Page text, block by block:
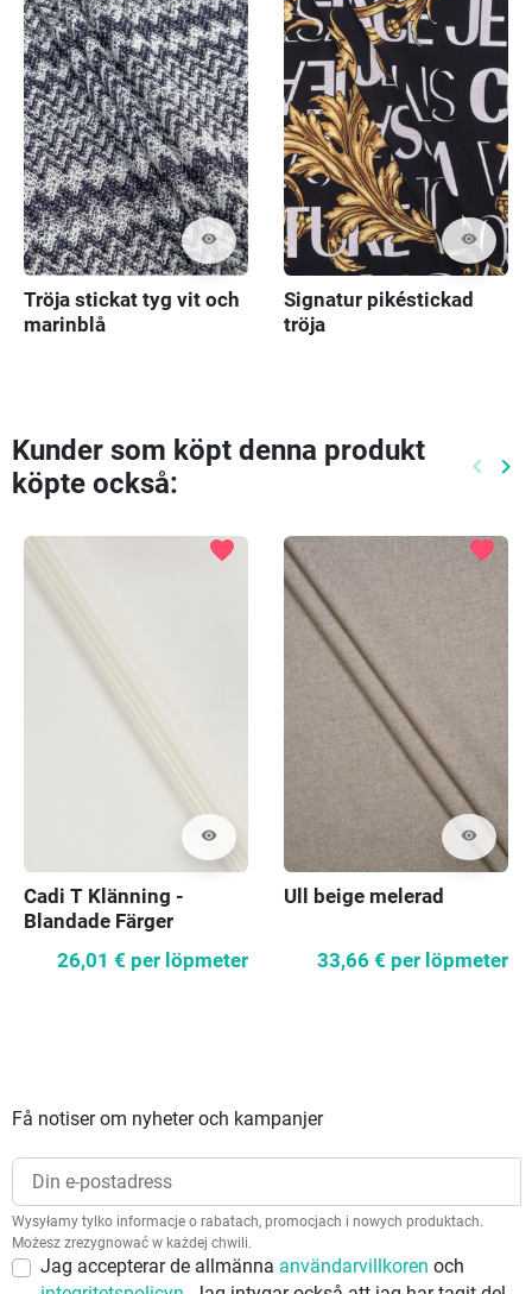
visibility
Tröja stickat tyg vit och
marinblå
visibility
Signatur pikéstickad
tröja
Kunder som köpt denna produkt
köpte också:
keyboard_arrow_left keyboard_arrow_right
visibility
favorite
Cadi T Klänning -
Blandade Färger
26,01 € per löpmeter
visibility
favorite
Ull beige melerad
33,66 € per löpmeter
Få notiser om nyheter och kampanjer
Wysyłamy tylko informacje o rabatach, promocjach i nowych produktach.
Możesz zrezygnować w każdej chwili.
Jag accepterar de allmänna användarvillkoren och